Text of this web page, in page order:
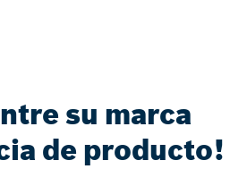
su marca
de producto!